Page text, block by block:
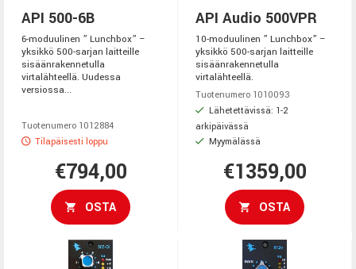
API 500-6B
6-moduulinen ” Lunchbox” –
yksikkö 500-sarjan laitteille
sisäänrakennetulla
virtalähteellä. Uudessa
versiossa...
Tuotenumero 1012884
Tilapäisesti loppu
€794,00
OSTA
API Audio 500VPR
10-moduulinen ” Lunchbox” –
yksikkö 500-sarjan laitteille
sisäänrakennetulla
virtalähteellä.
Tuotenumero 1010093
Lähetettävissä: 1-2
arkipäivässä
Myymälässä
€1359,00
OSTA